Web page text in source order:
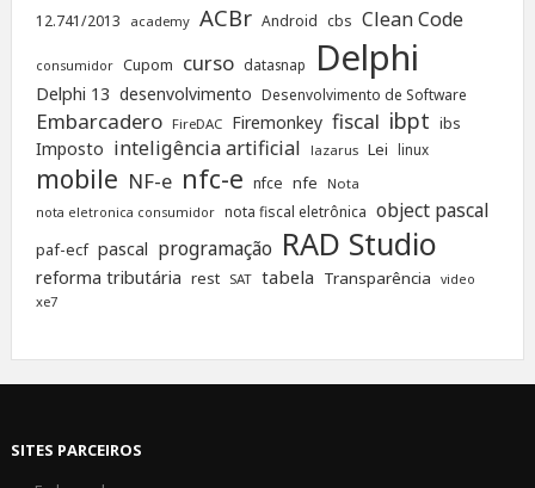
12.741/2013 academy ACBr Android cbs Clean Code
consumidor Cupom curso datasnap Delphi
Delphi 13 desenvolvimento Desenvolvimento de Software
Embarcadero FireDAC Firemonkey fiscal ibpt ibs
Imposto inteligência artificial lazarus Lei linux
mobile NF-e nfc-e nfce nfe Nota
nota eletronica consumidor nota fiscal eletrônica object pascal
paf-ecf pascal programação RAD Studio
reforma tributária rest SAT tabela Transparência video
xe7
SITES PARCEIROS